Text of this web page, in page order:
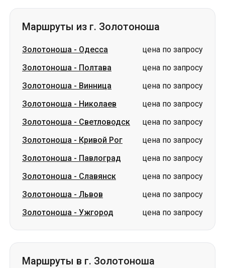
Маршруты из г. Золотоноша
Золотоноша - Одесса
цена по запросу
Золотоноша - Полтава
цена по запросу
Золотоноша - Винница
цена по запросу
Золотоноша - Николаев
цена по запросу
Золотоноша - Светловодск
цена по запросу
Золотоноша - Кривой Рог
цена по запросу
Золотоноша - Павлоград
цена по запросу
Золотоноша - Славянск
цена по запросу
Золотоноша - Львов
цена по запросу
Золотоноша - Ужгород цена по запросу
Маршруты в г. Золотоноша